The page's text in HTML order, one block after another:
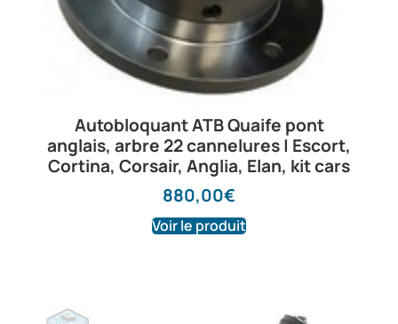
Autobloquant ATB Quaife pont
anglais, arbre 22 cannelures | Escort,
Cortina, Corsair, Anglia, Elan, kit cars
880,00€
Voir le produit